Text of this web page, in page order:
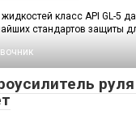
класс API GL-5
стандартов защиты